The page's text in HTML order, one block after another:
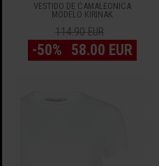
VESTIDO DE CAMALEÓNICA
MODELO KIRINAK
114.90 EUR
-50% 58.00 EUR